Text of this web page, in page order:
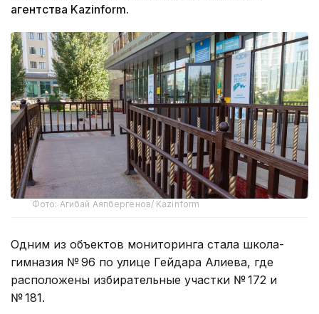
агентства Kazinform.
Фото: Агибай Аяпбергенов/ Kazinform
Одним из объектов мониторинга стала школа-
гимназия № 96 по улице Гейдара Алиева, где
расположены избирательные участки № 172 и
№ 181.